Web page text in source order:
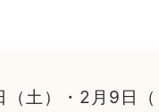
土）・2月9日（